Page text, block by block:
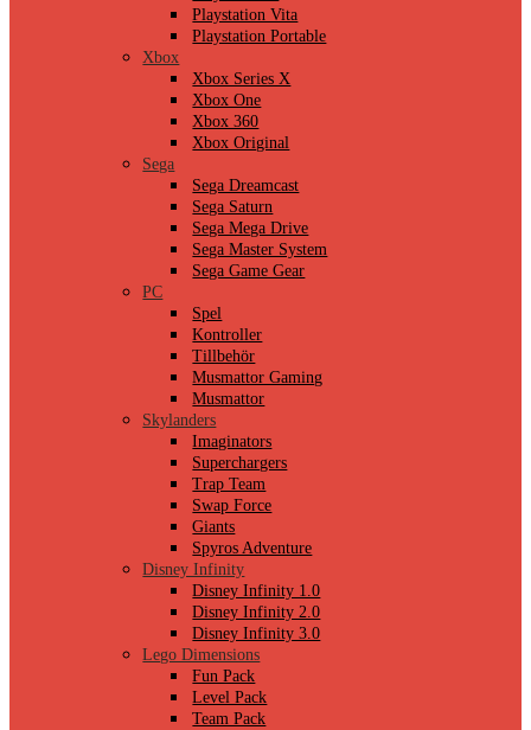
Playstation Vita
Playstation Portable
Xbox
Xbox Series X
Xbox One
Xbox 360
Xbox Original
Sega
Sega Dreamcast
Sega Saturn
Sega Mega Drive
Sega Master System
Sega Game Gear
PC
Spel
Kontroller
Tillbehör
Musmattor Gaming
Musmattor
Skylanders
Imaginators
Superchargers
Trap Team
Swap Force
Giants
Spyros Adventure
Disney Infinity
Disney Infinity 1.0
Disney Infinity 2.0
Disney Infinity 3.0
Lego Dimensions
Fun Pack
Level Pack
Team Pack